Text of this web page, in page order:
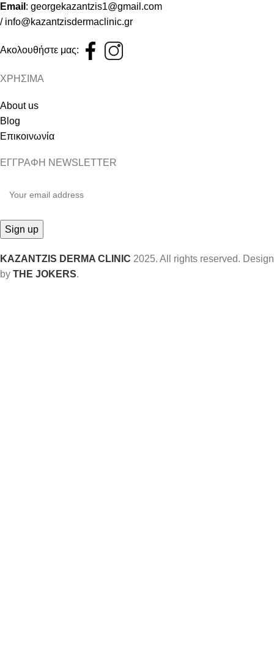
Email : georgekazantzis1@gmail.com
/ info@kazantzisdermaclinic.gr
Ακολουθήστε μας:
ΧΡΗΣΙΜΑ
About us
Blog
Επικοινωνία
ΕΓΓΡΑΦΗ NEWSLETTER
KAZANTZIS DERMA CLINIC 2025. All rights reserved. Design
by THE JOKERS.